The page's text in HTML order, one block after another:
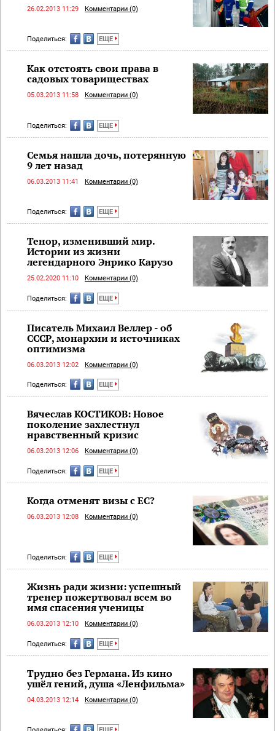
26.02.2013 11:29 Комментарии (0)
Поделиться: ЕЩЕ
Как отстоять свои права в
садовых товариществах
05.03.2013 11:58 Комментарии (0)
Поделиться: ЕЩЕ
Семья нашла дочь, потерянную
9 лет назад
06.03.2013 11:41 Комментарии (0)
Поделиться: ЕЩЕ
Тенор, изменивший мир.
Истории из жизни
легендарного Энрико Карузо
25.02.2020 11:10 Комментарии (0)
Поделиться: ЕЩЕ
Писатель Михаил Веллер - об
СССР, монархии и источниках
оптимизма
06.03.2013 12:02 Комментарии (0)
Поделиться: ЕЩЕ
Вячеслав КОСТИКОВ: Новое
поколение захлестнул
нравственный кризис
06.03.2013 12:06 Комментарии (0)
Поделиться: ЕЩЕ
Когда отменят визы с ЕС?
06.03.2013 12:08 Комментарии (0)
Поделиться: ЕЩЕ
Жизнь ради жизни: успешный
тренер пожертвовал всем во
имя спасения ученицы
06.03.2013 12:10 Комментарии (0)
Поделиться: ЕЩЕ
Трудно без Германа. Из кино
ушёл гений, душа «Ленфильма»
04.03.2013 12:14 Комментарии (0)